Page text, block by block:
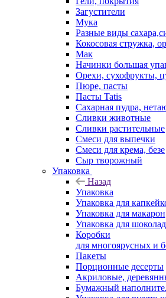
Загустители
Мука
Разные виды
Кокосовая стружка,
Мак
Начинки большая
Орехи, сухофрукты,
Пюре, пасты
Пасты Tatis
Сахарная пудра,
Сливки животные
Сливки растительные
Смеси для выпечки
Смеси для крема, безе
Сыр творожный
Упаковка
Назад
Упаковка
Упаковка для
Упаковка для
Упаковка для
Коробки
для многоярусных и
Пакеты
Порционные десерты
Акриловые,
Бумажный